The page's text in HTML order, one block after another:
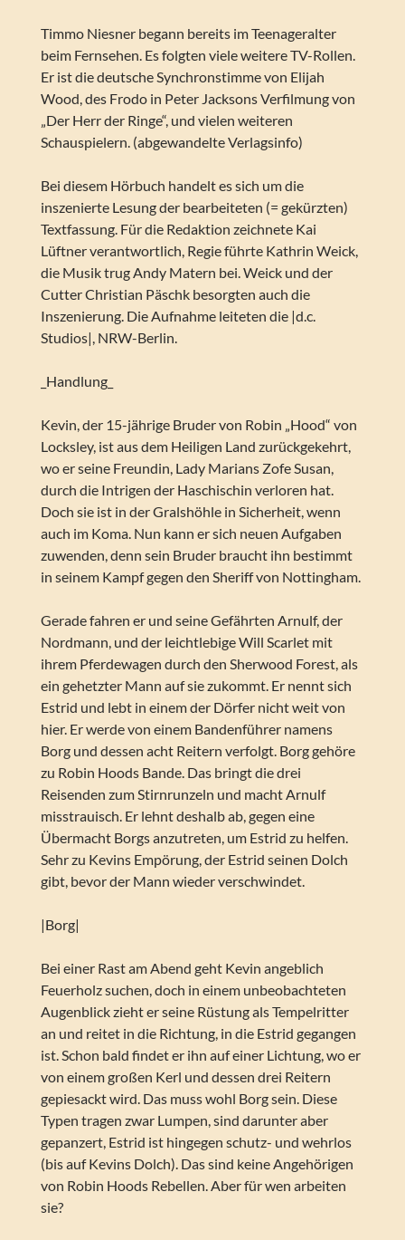
Timmo Niesner begann bereits im Teenageralter
beim Fernsehen. Es folgten viele weitere TV-Rollen.
Er ist die deutsche Synchronstimme von Elijah
Wood, des Frodo in Peter Jacksons Verfilmung von
„Der Herr der Ringe“, und vielen weiteren
Schauspielern. (abgewandelte Verlagsinfo)
Bei diesem Hörbuch handelt es sich um die
inszenierte Lesung der bearbeiteten (= gekürzten)
Textfassung. Für die Redaktion zeichnete Kai
Lüftner verantwortlich, Regie führte Kathrin Weick,
die Musik trug Andy Matern bei. Weick und der
Cutter Christian Päschk besorgten auch die
Inszenierung. Die Aufnahme leiteten die |d.c.
Studios|, NRW-Berlin.
_Handlung_
Kevin, der 15-jährige Bruder von Robin „Hood“ von
Locksley, ist aus dem Heiligen Land zurückgekehrt,
wo er seine Freundin, Lady Marians Zofe Susan,
durch die Intrigen der Haschischin verloren hat.
Doch sie ist in der Gralshöhle in Sicherheit, wenn
auch im Koma. Nun kann er sich neuen Aufgaben
zuwenden, denn sein Bruder braucht ihn bestimmt
in seinem Kampf gegen den Sheriff von Nottingham.
Gerade fahren er und seine Gefährten Arnulf, der
Nordmann, und der leichtlebige Will Scarlet mit
ihrem Pferdewagen durch den Sherwood Forest, als
ein gehetzter Mann auf sie zukommt. Er nennt sich
Estrid und lebt in einem der Dörfer nicht weit von
hier. Er werde von einem Bandenführer namens
Borg und dessen acht Reitern verfolgt. Borg gehöre
zu Robin Hoods Bande. Das bringt die drei
Reisenden zum Stirnrunzeln und macht Arnulf
misstrauisch. Er lehnt deshalb ab, gegen eine
Übermacht Borgs anzutreten, um Estrid zu helfen.
Sehr zu Kevins Empörung, der Estrid seinen Dolch
gibt, bevor der Mann wieder verschwindet.
|Borg|
Bei einer Rast am Abend geht Kevin angeblich
Feuerholz suchen, doch in einem unbeobachteten
Augenblick zieht er seine Rüstung als Tempelritter
an und reitet in die Richtung, in die Estrid gegangen
ist. Schon bald findet er ihn auf einer Lichtung, wo er
von einem großen Kerl und dessen drei Reitern
gepiesackt wird. Das muss wohl Borg sein. Diese
Typen tragen zwar Lumpen, sind darunter aber
gepanzert, Estrid ist hingegen schutz- und wehrlos
(bis auf Kevins Dolch). Das sind keine Angehörigen
von Robin Hoods Rebellen. Aber für wen arbeiten
sie?